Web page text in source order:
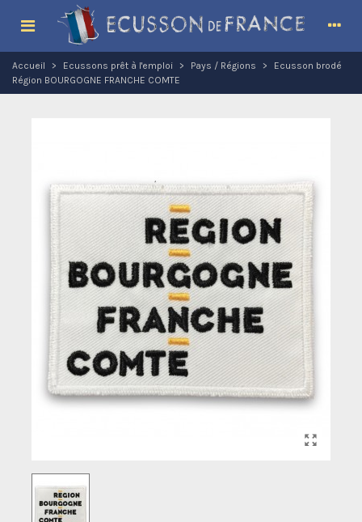
Accueil > Ecussons prêt à l'emploi > Pays / Régions >
Ecusson brodé
Région BOURGOGNE FRANCHE COMTE